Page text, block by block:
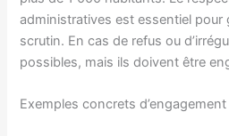
administratives est essentiel pour
scrutin. En cas de refus ou
possibles, mais ils doivent être
Exemples concrets